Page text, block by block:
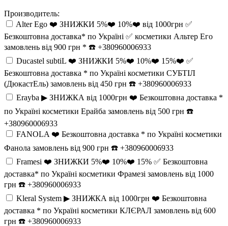
Производитель:
Alter Ego ❤️ ЗНИЖКИ 5%❤️ 10%❤️ від 1000грн ✅
Безкоштовна доставка* по Україні ✅ косметики Альтер Его
замовлень від 900 грн * ☎️ +380960006933
Ducastel subtiL ❤️ ЗНИЖКИ 5%❤️ 10%❤️ 15%❤️ ✅
Безкоштовна доставка * по Україні косметики СУБТІЛ
(ДюкастЕль) замовлень від 450 грн ☎️ +380960006933
Erayba ▶︎ ЗНИЖКА від 1000грн ❤️ Безкоштовна доставка *
по Україні косметики Ерайба замовлень від 500 грн ☎️
+380960006933
FANOLA ❤️ Безкоштовна доставка * по Україні косметики
Фанола замовлень від 900 грн ☎️ +380960006933
Framesi ❤️ ЗНИЖКИ 5%❤️ 10%❤️ 15% ✅ Безкоштовна
доставка* по Україні косметики Фрамезі замовлень від 1000
грн ☎️ +380960006933
Kleral System ▶︎ ЗНИЖКА від 1000грн ❤️ Безкоштовна
доставка * по Україні косметики КЛЄРАЛ замовлень від 600
грн ☎️ +380960006933